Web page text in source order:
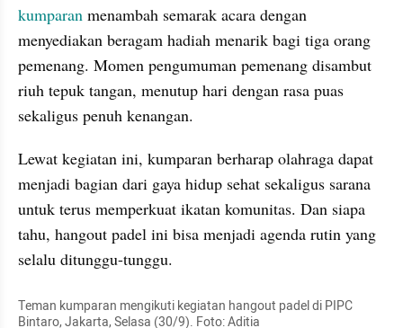
kumparan menambah semarak acara dengan
menyediakan beragam hadiah menarik bagi tiga orang
pemenang. Momen pengumuman pemenang disambut
riuh tepuk tangan, menutup hari dengan rasa puas
sekaligus penuh kenangan.
Lewat kegiatan ini, kumparan berharap olahraga dapat
menjadi bagian dari gaya hidup sehat sekaligus sarana
untuk terus memperkuat ikatan komunitas. Dan siapa
tahu, hangout padel ini bisa menjadi agenda rutin yang
selalu ditunggu-tunggu.
Teman kumparan mengikuti kegiatan hangout padel di PIPC
Bintaro, Jakarta, Selasa (30/9). Foto: Aditia